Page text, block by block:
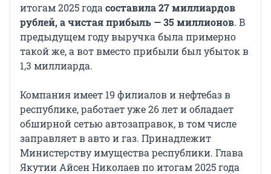
итогам 2025 года составила 27 миллиардов
рублей, а чистая прибыль — 35 миллионов. В
предыдущем году выручка была примерно
такой же, а вот вместо прибыли был убыток в
1,3 миллиарда.
Компания имеет 19 филиалов и нефтебаз в
республике, работает уже 26 лет и обладает
обширной сетью автозаправок, в том числе
заправляет в авто и газ. Принадлежит
Министерству имущества республики. Глава
Якутии Айсен Николаев по итогам 2025 года